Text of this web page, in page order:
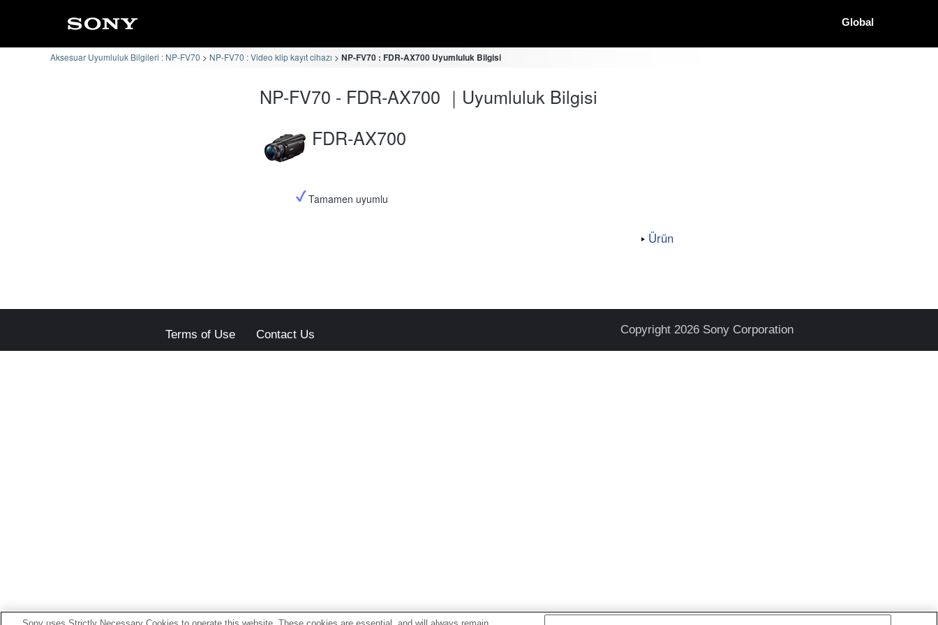
Global
Aksesuar Uyumluluk Bilgileri : NP-FV70 NP-FV70 : Video klip kayıt cihazı NP-FV70 : FDR-AX700 Uyumluluk Bilgisi
NP-FV70 - FDR-AX700 ｜Uyumluluk Bilgisi
FDR-AX700
Tamamen uyumlu
Ürün
Terms of Use Contact Us Copyright 2026 Sony Corporation